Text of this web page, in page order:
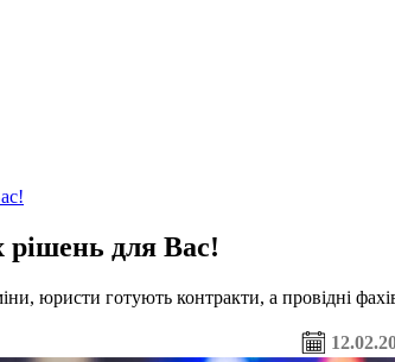
для Вас!
юристи готують контракти, а провідні